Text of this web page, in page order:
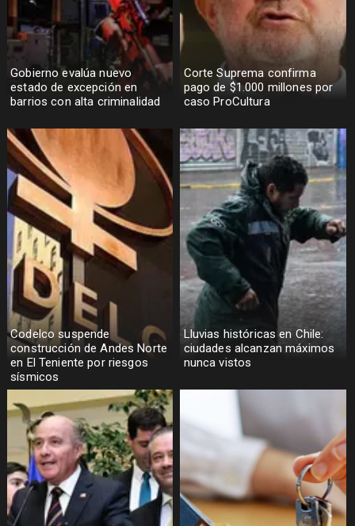
Gobierno evalúa nuevo
estado de excepción en
barrios con alta criminalidad
Corte Suprema confirma
pago de $1.000 millones por
caso ProCultura
Codelco suspende
construcción de Andes Norte
en El Teniente por riesgos
sísmicos
Lluvias históricas en Chile:
ciudades alcanzan máximos
nunca vistos